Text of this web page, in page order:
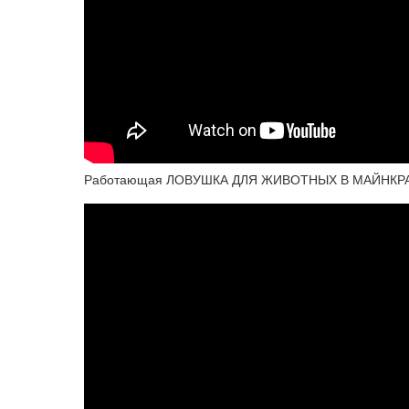
Работающая ЛОВУШКА ДЛЯ ЖИВОТНЫХ В